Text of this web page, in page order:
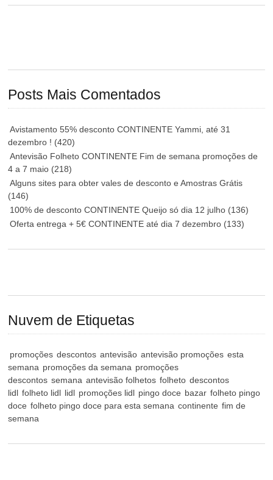
Posts Mais Comentados
Avistamento 55% desconto CONTINENTE Yammi, até 31
dezembro ! (420)
Antevisão Folheto CONTINENTE Fim de semana promoções de
4 a 7 maio (218)
Alguns sites para obter vales de desconto e Amostras Grátis
(146)
100% de desconto CONTINENTE Queijo só dia 12 julho (136)
Oferta entrega + 5€ CONTINENTE até dia 7 dezembro (133)
Nuvem de Etiquetas
promoções descontos antevisão antevisão promoções esta
semana promoções da semana promoções
descontos semana antevisão folhetos folheto descontos
lidl folheto lidl lidl promoções lidl pingo doce bazar folheto pingo
doce folheto pingo doce para esta semana continente fim de
semana